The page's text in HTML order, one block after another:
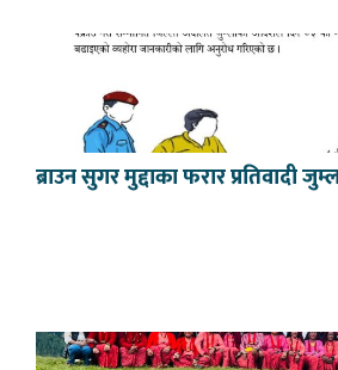
ब्राउन सुगर मुद्दाका फरार प्रतिवादी